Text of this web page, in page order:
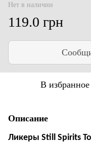
Нет в наличии
119.0 грн
В избранное
Описание
Ликеры Still Spirits T